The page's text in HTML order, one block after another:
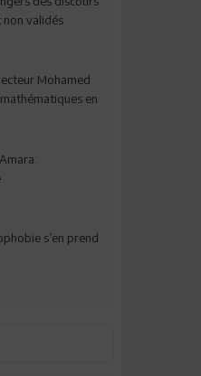
validés
Mohamed
en
s’en prend